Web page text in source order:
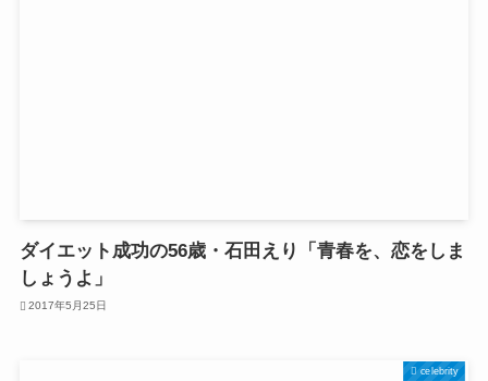
ダイエット成功の56歳・石田えり「青春を、恋をしま
しょうよ」
2017年5月25日
celebrity